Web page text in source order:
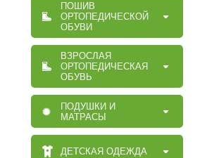
ПОШИВ
ОРТОПЕДИЧЕСКОЙ
ОБУВИ
ВЗРОСЛАЯ
ОРТОПЕДИЧЕСКАЯ
ОБУВЬ
ПОДУШКИ И
МАТРАСЫ
ДЕТСКАЯ ОДЕЖДА